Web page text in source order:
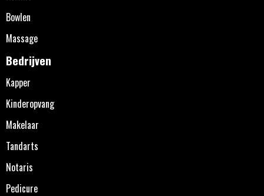
Bowlen
Massage
Bedrijven
Kapper
Kinderopvang
Makelaar
Tandarts
Notaris
Pedicure